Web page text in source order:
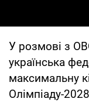
У розмові з
українська
максимальну
Олімпіаду-